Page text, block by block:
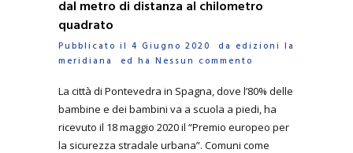
dal metro di distanza al chilometro
quadrato
Pubblicato il 4 Giugno 2020 da edizioni la
meridiana
ed ha Nessun commento
La città di Pontevedra in Spagna, dove l’80% delle
bambine e dei bambini va a scuola a piedi, ha
ricevuto il 18 maggio 2020 il “Premio europeo per
la sicurezza stradale urbana”. Comuni come